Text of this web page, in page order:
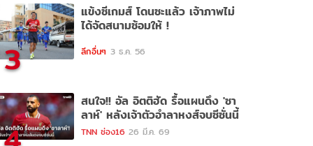
3
แข้งซีเกมส์ โดนซะแล้ว เจ้าภาพไม่
ได้จัดสนามซ้อมให้ !
ลีกอื่นๆ 3 ธ.ค. 56
สนใจ!! อัล อิตติฮัด รื้อแผนดึง 'ซา
ลาห์' หลังเจ้าตัวอำลาหงส์จบซีซั่นนี้
TNN ช่อง16 26 มี.ค. 69